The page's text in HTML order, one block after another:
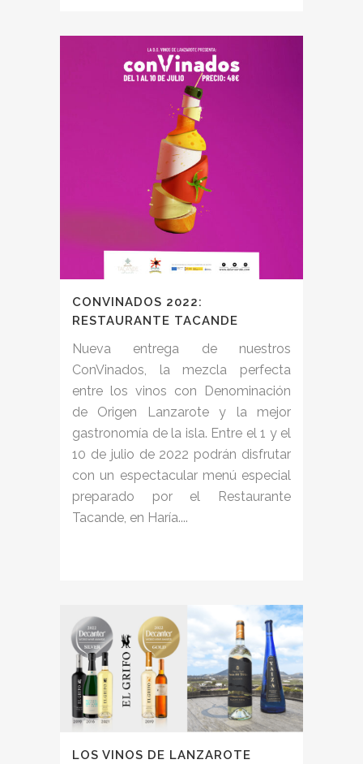
CONVINADOS 2022:
RESTAURANTE TACANDE
Nueva entrega de nuestros
ConVinados, la mezcla perfecta
entre los vinos con Denominación
de Origen Lanzarote y la mejor
gastronomía de la isla. Entre el 1 y el
10 de julio de 2022 podrán disfrutar
con un espectacular ​menú especial
preparado por el Restaurante
Tacande, en Haría....
LOS VINOS DE LANZAROTE